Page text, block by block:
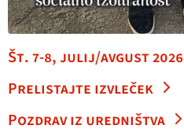
Št. 7-8, julij/avgust 2026
Prelistajte izvleček
Pozdrav iz uredništva